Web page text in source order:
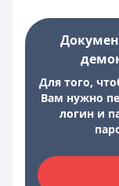
Для того,
Вам нужно
логин и